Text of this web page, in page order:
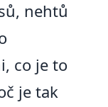
nehtů
co je to
je tak